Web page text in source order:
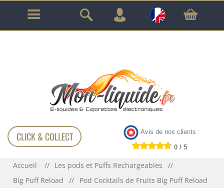
GARANTIE À VIE SUR TOUT LE MATÉRIEL
!!!
CLICK & COLLECT Avis de nos clients :
0 / 5
Accueil
Les pods et Puffs Rechargeables
Big Puff Reload
Pod Cocktails de Fruits Big Puff Reload